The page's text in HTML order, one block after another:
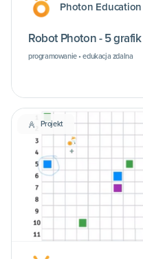
Photon Education
Robot Photon - 5 grafik
programowanie • edukacja zdalna
Projekt